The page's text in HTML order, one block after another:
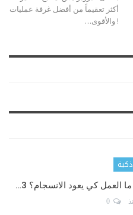
أكثر تعقيماً من أفضل غرفة عمليات
! والأقوى…
كي يعود الانسجام؟ 3…
0